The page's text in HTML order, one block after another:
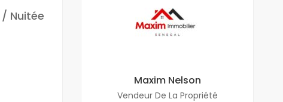
/ Nuitée
Maxim Nelson
Vendeur De La Propriété